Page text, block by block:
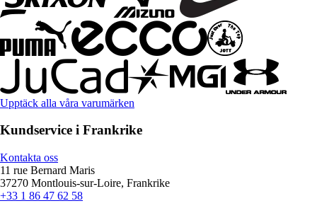
Upptäck alla våra varumärken
Kundservice i Frankrike
Kontakta oss
11 rue Bernard Maris
37270 Montlouis-sur-Loire, Frankrike
+33 1 86 47 62 58